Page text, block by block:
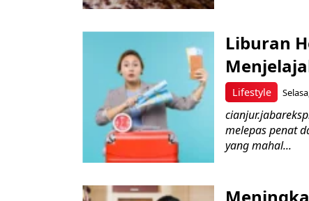
Lifestyle
Liburan
melepas penat
yang mahal...